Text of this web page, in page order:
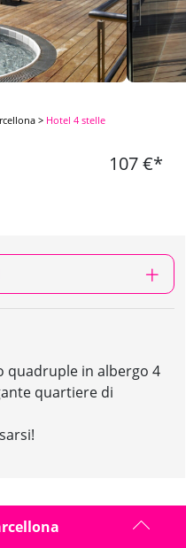
> Hotel 4 stelle
107 €*
quadruple in albergo 4
quartiere di
: